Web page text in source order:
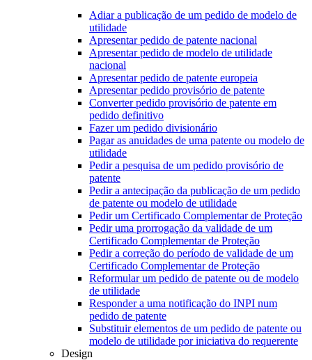
Adiar a publicação de um pedido de modelo de
utilidade
Apresentar pedido de patente nacional
Apresentar pedido de modelo de utilidade
nacional
Apresentar pedido de patente europeia
Apresentar pedido provisório de patente
Converter pedido provisório de patente em
pedido definitivo
Fazer um pedido divisionário
Pagar as anuidades de uma patente ou modelo de
utilidade
Pedir a pesquisa de um pedido provisório de
patente
Pedir a antecipação da publicação de um pedido
de patente ou modelo de utilidade
Pedir um Certificado Complementar de Proteção
Pedir uma prorrogação da validade de um
Certificado Complementar de Proteção
Pedir a correção do período de validade de um
Certificado Complementar de Proteção
Reformular um pedido de patente ou de modelo
de utilidade
Responder a uma notificação do INPI num
pedido de patente
Substituir elementos de um pedido de patente ou
modelo de utilidade por iniciativa do requerente
Design